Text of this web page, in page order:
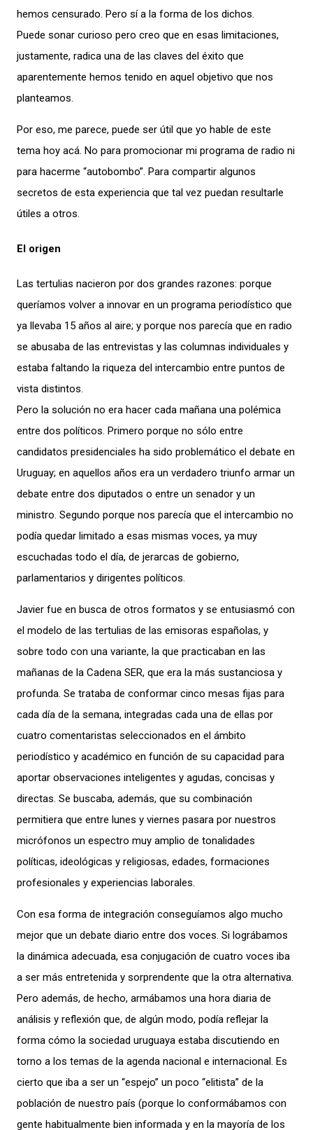
hemos censurado. Pero sí a la forma de los dichos.
Puede sonar curioso pero creo que en esas limitaciones,
justamente, radica una de las claves del éxito que
aparentemente hemos tenido en aquel objetivo que nos
planteamos.
Por eso, me parece, puede ser útil que yo hable de este
tema hoy acá. No para promocionar mi programa de radio ni
para hacerme “autobombo”. Para compartir algunos
secretos de esta experiencia que tal vez puedan resultarle
útiles a otros.
El origen
Las tertulias nacieron por dos grandes razones: porque
queríamos volver a innovar en un programa periodístico que
ya llevaba 15 años al aire; y porque nos parecía que en radio
se abusaba de las entrevistas y las columnas individuales y
estaba faltando la riqueza del intercambio entre puntos de
vista distintos.
Pero la solución no era hacer cada mañana una polémica
entre dos políticos. Primero porque no sólo entre
candidatos presidenciales ha sido problemático el debate en
Uruguay; en aquellos años era un verdadero triunfo armar un
debate entre dos diputados o entre un senador y un
ministro. Segundo porque nos parecía que el intercambio no
podía quedar limitado a esas mismas voces, ya muy
escuchadas todo el día, de jerarcas de gobierno,
parlamentarios y dirigentes políticos.
Javier fue en busca de otros formatos y se entusiasmó con
el modelo de las tertulias de las emisoras españolas, y
sobre todo con una variante, la que practicaban en las
mañanas de la Cadena SER, que era la más sustanciosa y
profunda. Se trataba de conformar cinco mesas fijas para
cada día de la semana, integradas cada una de ellas por
cuatro comentaristas seleccionados en el ámbito
periodístico y académico en función de su capacidad para
aportar observaciones inteligentes y agudas, concisas y
directas. Se buscaba, además, que su combinación
permitiera que entre lunes y viernes pasara por nuestros
micrófonos un espectro muy amplio de tonalidades
políticas, ideológicas y religiosas, edades, formaciones
profesionales y experiencias laborales.
Con esa forma de integración conseguíamos algo mucho
mejor que un debate diario entre dos voces. Si lográbamos
la dinámica adecuada, esa conjugación de cuatro voces iba
a ser más entretenida y sorprendente que la otra alternativa.
Pero además, de hecho, armábamos una hora diaria de
análisis y reflexión que, de algún modo, podía reflejar la
forma cómo la sociedad uruguaya estaba discutiendo en
torno a los temas de la agenda nacional e internacional. Es
cierto que iba a ser un “espejo” un poco “elitista” de la
población de nuestro país (porque lo conformábamos con
gente habitualmente bien informada y en la mayoría de los